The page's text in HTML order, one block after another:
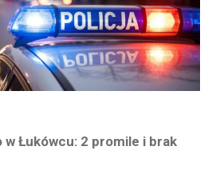
w Łukówcu: 2 promile i brak